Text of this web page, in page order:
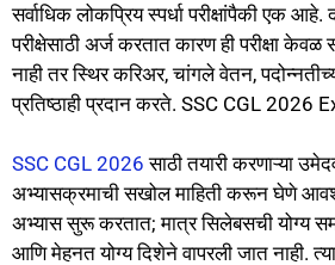
सर्वाधिक लोकप्रिय स्पर्धा परीक्षांपैकी एक आहे.
परीक्षेसाठी अर्ज करतात कारण ही परीक्षा
नाही तर स्थिर करिअर, चांगले वेतन,
प्रतिष्ठाही प्रदान करते. SSC CGL 2026
SSC CGL 2026 साठी तयारी करणाऱ्या
अभ्यासक्रमाची सखोल माहिती करून घेणे
अभ्यास सुरू करतात; मात्र सिलेबसची योग्य
आणि मेहनत योग्य दिशेने वापरली जात नाही.